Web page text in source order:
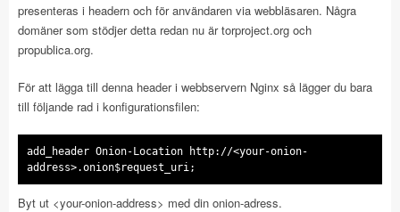
presenteras i headern och för användaren via webbläsaren. Några
domäner som stödjer detta redan nu är torproject.org och
propublica.org.
För att lägga till denna header i webbservern Nginx så lägger du bara
till följande rad i konfigurationsfilen:
add_header Onion-Location http://<your-onion-
address>.onion$request_uri;
Byt ut <your-onion-address> med din onion-adress.